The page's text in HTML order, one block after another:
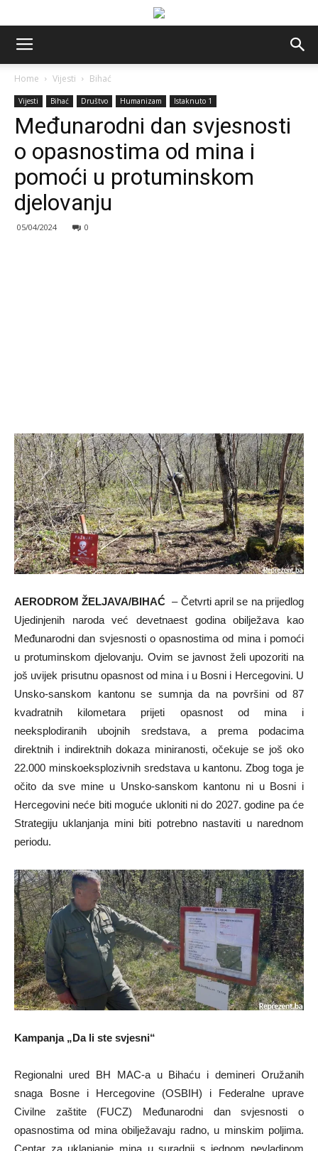
Home Vijesti Bihać
Vijesti Bihać Društvo Humanizam Istaknuto 1
Međunarodni dan svjesnosti
o opasnostima od mina i
pomoći u protuminskom
djelovanju
05/04/2024 0
AERODROM ŽELJAVA/BIHAĆ – Četvrti april se na prijedlog
Ujedinjenih naroda već devetnaest godina obilježava kao
Međunarodni dan svjesnosti o opasnostima od mina i pomoći
u protuminskom djelovanju. Ovim se javnost želi upozoriti na
još uvijek prisutnu opasnost od mina i u Bosni i Hercegovini. U
Unsko-sanskom kantonu se sumnja da na površini od 87
kvadratnih kilometara prijeti opasnost od mina i
neeksplodiranih ubojnih sredstava, a prema podacima
direktnih i indirektnih dokaza miniranosti, očekuje se još oko
22.000 minskoeksplozivnih sredstava u kantonu. Zbog toga je
očito da sve mine u Unsko-sanskom kantonu ni u Bosni i
Hercegovini neće biti moguće ukloniti ni do 2027. godine pa će
Strategiju uklanjanja mini biti potrebno nastaviti u narednom
periodu.
Kampanja „Da li ste svjesni“
Regionalni ured BH MAC-a u Bihaću i demineri Oružanih
snaga Bosne i Hercegovine (OSBIH) i Federalne uprave
Civilne zaštite (FUCZ) Međunarodni dan svjesnosti o
opasnostima od mina obilježavaju radno, u minskim poljima.